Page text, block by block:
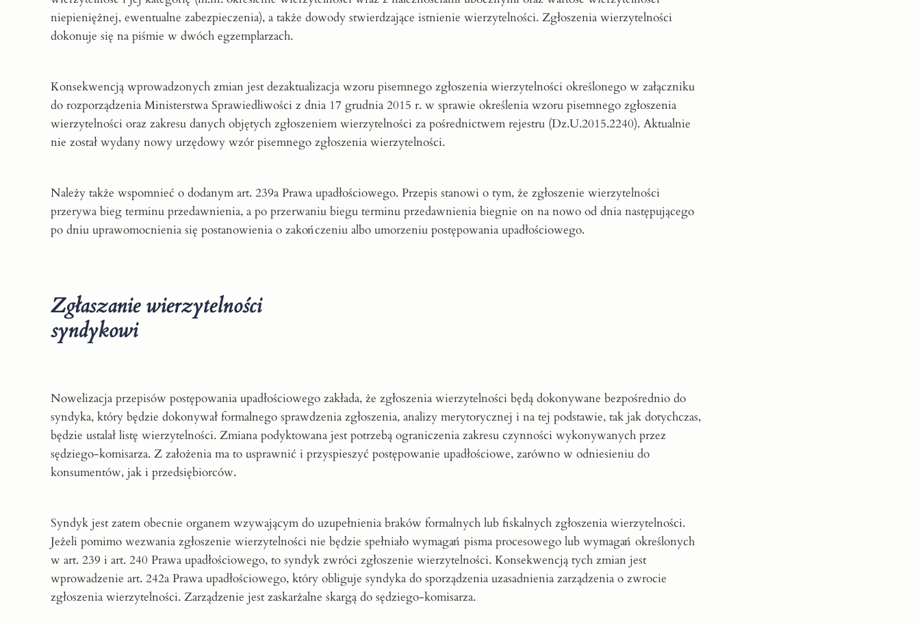
niepieniężnej, ewentualne zabezpieczenia), a także dowody stwierdzające istnienie wierzytelności. Zgłoszenia wierzytelności
dokonuje się na piśmie w dwóch egzemplarzach.
Konsekwencją wprowadzonych zmian jest dezaktualizacja wzoru pisemnego zgłoszenia wierzytelności określonego w załączniku
do rozporządzenia Ministerstwa Sprawiedliwości z dnia 17 grudnia 2015 r. w sprawie określenia wzoru pisemnego zgłoszenia
wierzytelności oraz zakresu danych objętych zgłoszeniem wierzytelności za pośrednictwem rejestru (Dz.U.2015.2240). Aktualnie
nie został wydany nowy urzędowy wzór pisemnego zgłoszenia wierzytelności.
Należy także wspomnieć o dodanym art. 239a Prawa upadłościowego. Przepis stanowi o tym, że zgłoszenie wierzytelności
przerywa bieg terminu przedawnienia, a po przerwaniu biegu terminu przedawnienia biegnie on na nowo od dnia następującego
po dniu uprawomocnienia się postanowienia o zakończeniu albo umorzeniu postępowania upadłościowego.
Zgłaszanie wierzytelności
syndykowi
Nowelizacja przepisów postępowania upadłościowego zakłada, że zgłoszenia wierzytelności będą dokonywane bezpośrednio do
syndyka, który będzie dokonywał formalnego sprawdzenia zgłoszenia, analizy merytorycznej i na tej podstawie, tak jak dotychczas,
będzie ustalał listę wierzytelności. Zmiana podyktowana jest potrzebą ograniczenia zakresu czynności wykonywanych przez
sędziego-komisarza. Z założenia ma to usprawnić i przyspieszyć postępowanie upadłościowe, zarówno w odniesieniu do
konsumentów, jak i przedsiębiorców.
Syndyk jest zatem obecnie organem wzywającym do uzupełnienia braków formalnych lub fiskalnych zgłoszenia wierzytelności.
Jeżeli pomimo wezwania zgłoszenie wierzytelności nie będzie spełniało wymagań pisma procesowego lub wymagań określonych
w art. 239 i art. 240 Prawa upadłościowego, to syndyk zwróci zgłoszenie wierzytelności. Konsekwencją tych zmian jest
wprowadzenie art. 242a Prawa upadłościowego, który obliguje syndyka do sporządzenia uzasadnienia zarządzenia o zwrocie
zgłoszenia wierzytelności. Zarządzenie jest zaskarżalne skargą do sędziego-komisarza.